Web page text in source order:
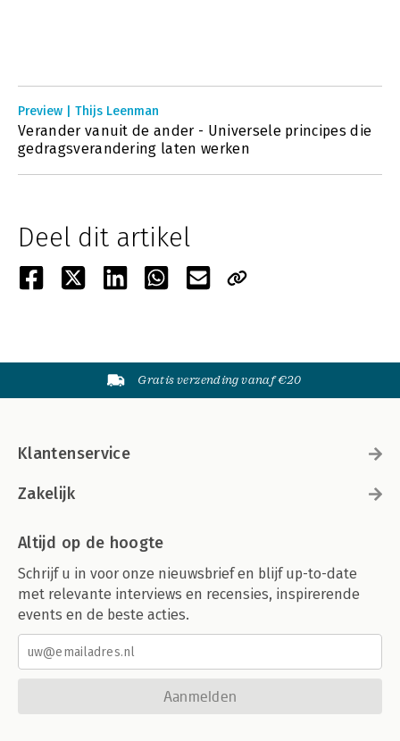
Preview | Thijs Leenman
Verander vanuit de ander - Universele principes die
gedragsverandering laten werken
Deel dit artikel
Gratis verzending vanaf €20
Klantenservice
Zakelijk
Altijd op de hoogte
Schrijf u in voor onze nieuwsbrief en blijf up-to-date
met relevante interviews en recensies, inspirerende
events en de beste acties.
Aanmelden